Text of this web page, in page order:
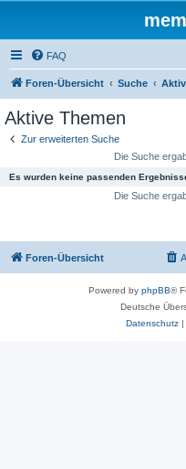
FAQ
Foren-Übersicht Suche
Aktive Themen
Zur erweiterten Suche
Die Suche
Es wurden keine passenden
Die Suche
Foren-Übersicht
Powered by phpBB®
Deutsche
Datenschutz|